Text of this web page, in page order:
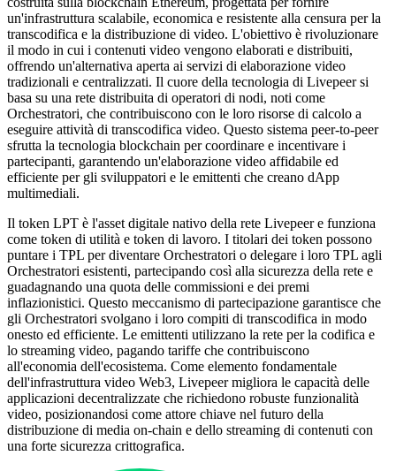
un'infrastruttura scalabile, economica e resistente alla censura per la
transcodifica e la distribuzione di video. L'obiettivo è rivoluzionare
il modo in cui i contenuti video vengono elaborati e distribuiti,
offrendo un'alternativa aperta ai servizi di elaborazione video
tradizionali e centralizzati. Il cuore della tecnologia di Livepeer si
basa su una rete distribuita di operatori di nodi, noti come
Orchestratori, che contribuiscono con le loro risorse di calcolo a
eseguire attività di transcodifica video. Questo sistema peer-to-peer
sfrutta la tecnologia blockchain per coordinare e incentivare i
partecipanti, garantendo un'elaborazione video affidabile ed
efficiente per gli sviluppatori e le emittenti che creano dApp
multimediali.
Il token LPT è l'asset digitale nativo della rete Livepeer e funziona
come token di utilità e token di lavoro. I titolari dei token possono
puntare i TPL per diventare Orchestratori o delegare i loro TPL agli
Orchestratori esistenti, partecipando così alla sicurezza della rete e
guadagnando una quota delle commissioni e dei premi
inflazionistici. Questo meccanismo di partecipazione garantisce che
gli Orchestratori svolgano i loro compiti di transcodifica in modo
onesto ed efficiente. Le emittenti utilizzano la rete per la codifica e
lo streaming video, pagando tariffe che contribuiscono
all'economia dell'ecosistema. Come elemento fondamentale
dell'infrastruttura video Web3, Livepeer migliora le capacità delle
applicazioni decentralizzate che richiedono robuste funzionalità
video, posizionandosi come attore chiave nel futuro della
distribuzione di media on-chain e dello streaming di contenuti con
una forte sicurezza crittografica.